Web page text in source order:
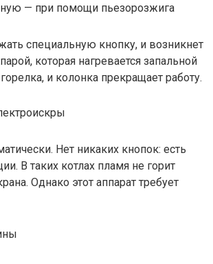
— при помощи пьезорозжига
специальную кнопку, и возникнет
которая нагревается запальной
и колонка прекращает работу.
Нет никаких кнопок: есть
В таких котлах пламя не горит
Однако этот аппарат требует